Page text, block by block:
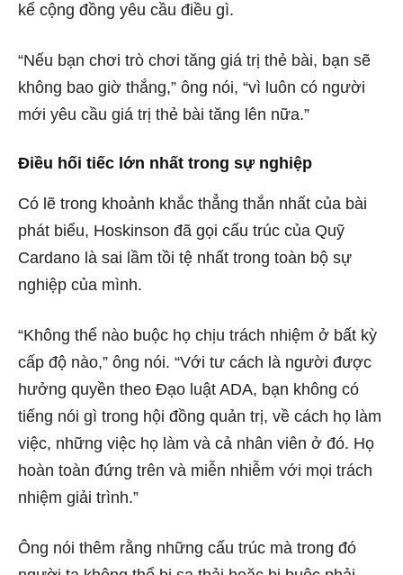
kể cộng đồng yêu cầu điều gì.
“Nếu bạn chơi trò chơi tăng giá trị thẻ bài, bạn sẽ
không bao giờ thắng,” ông nói, “vì luôn có người
mới yêu cầu giá trị thẻ bài tăng lên nữa.”
Điều hối tiếc lớn nhất trong sự nghiệp
Có lẽ trong khoảnh khắc thẳng thắn nhất của bài
phát biểu, Hoskinson đã gọi cấu trúc của Quỹ
Cardano là sai lầm tồi tệ nhất trong toàn bộ sự
nghiệp của mình.
“Không thể nào buộc họ chịu trách nhiệm ở bất kỳ
cấp độ nào,” ông nói. “Với tư cách là người được
hưởng quyền theo Đạo luật ADA, bạn không có
tiếng nói gì trong hội đồng quản trị, về cách họ làm
việc, những việc họ làm và cả nhân viên ở đó. Họ
hoàn toàn đứng trên và miễn nhiễm với mọi trách
nhiệm giải trình.”
Ông nói thêm rằng những cấu trúc mà trong đó